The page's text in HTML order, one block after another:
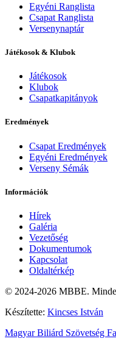
Egyéni Ranglista
Csapat Ranglista
Versenynaptár
Játékosok & Klubok
Játékosok
Klubok
Csapatkapitányok
Eredmények
Csapat Eredmények
Egyéni Eredmények
Verseny Sémák
Információk
Hírek
Galéria
Vezetőség
Dokumentumok
Kapcsolat
Oldaltérkép
© 2024-2026 MBBE.
Készítette: Kincses István
Magyar Biliárd Szövetség